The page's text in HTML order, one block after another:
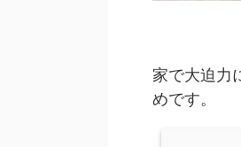
家で大迫力
めです。